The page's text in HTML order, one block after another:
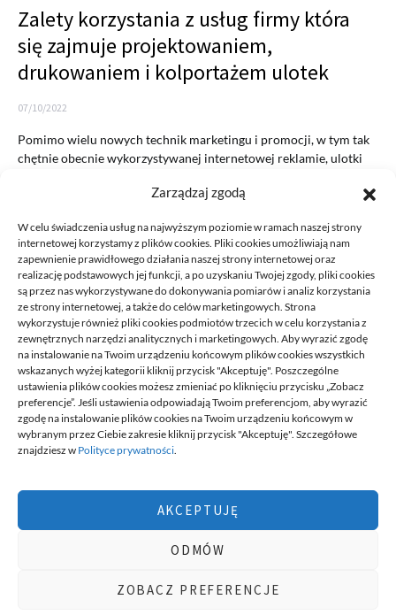
Zarządzaj zgodą
W celu świadczenia usług na najwyższym poziomie w ramach naszej strony
internetowej korzystamy z plików cookies. Pliki cookies umożliwiają nam
zapewnienie prawidłowego działania naszej strony internetowej oraz
realizację podstawowych jej funkcji, a po uzyskaniu Twojej zgody, pliki cookies
są przez nas wykorzystywane do dokonywania pomiarów i analiz korzystania
ze strony internetowej, a także do celów marketingowych. Strona
wykorzystuje również pliki cookies podmiotów trzecich w celu korzystania z
zewnętrznych narzędzi analitycznych i marketingowych. Aby wyrazić zgodę
na instalowanie na Twoim urządzeniu końcowym plików cookies wszystkich
wskazanych wyżej kategorii kliknij przycisk "Akceptuję". Poszczególne
ustawienia plików cookies możesz zmieniać po kliknięciu przycisku „Zobacz
preferencje”. Jeśli ustawienia odpowiadają Twoim preferencjom, aby wyrazić
zgodę na instalowanie plików cookies na Twoim urządzeniu końcowym w
wybranym przez Ciebie zakresie kliknij przycisk "Akceptuję". Szczegółowe
znajdziesz w Polityce prywatności.
AKCEPTUJĘ
ODMÓW
ZOBACZ PREFERENCJE
Zalety korzystania z usług firmy która
się zajmuje projektowaniem,
drukowaniem i kolportażem ulotek
07/10/2022
Pomimo wielu nowych technik marketingu i promocji, w tym tak
chętnie obecnie wykorzystywanej internetowej reklamie, ulotki
READ MORE
DECA /
Deca
to miejsce stworzone dla ludzi takich jak ty, miejsce, gdzie
możesz znaleźć wiele ciekawych informacji, na różne tematy,
informacji podzielonych na tematyczne kategorie. Dołącz do naszej
innymi ten serwis.
Chcesz do nas dołączyć, pisać teksty i dzielić się swoją wiedzą?
wizytówki nap